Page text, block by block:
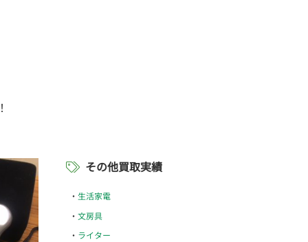
その他買取実績
生活家電
文房具
ライター